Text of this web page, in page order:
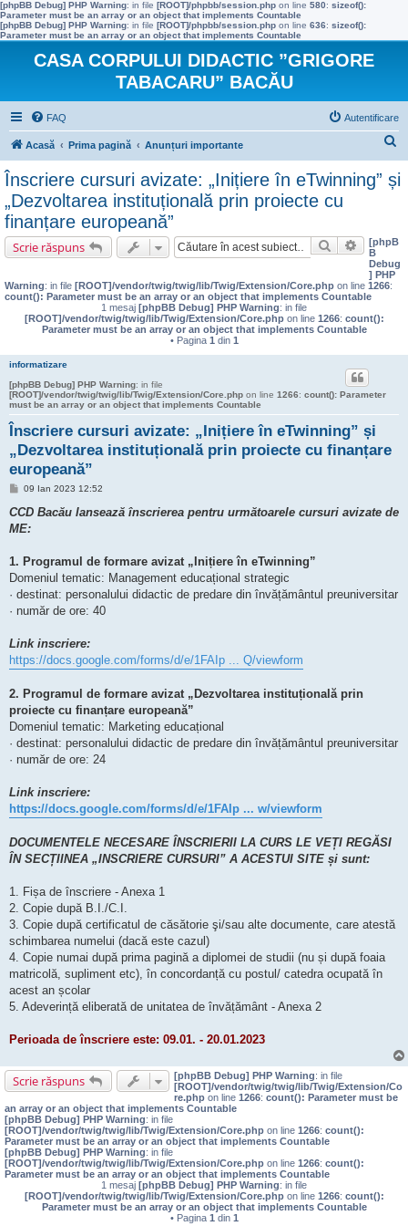
[phpBB Debug] PHP Warning: in file [ROOT]/phpbb/session.php on line 580: sizeof():
Parameter must be an array or an object that implements Countable
[phpBB Debug] PHP Warning: in file [ROOT]/phpbb/session.php on line 636: sizeof():
Parameter must be an array or an object that implements Countable
CASA CORPULUI DIDACTIC ”GRIGORE
TABACARU” BACĂU
FAQ Autentificare
Acasă Prima pagină Anunțuri importante
u
Înscriere cursuri avizate: „Inițiere în eTwinning” și
„Dezvoltarea instituțională prin proiecte cu
finanțare europeană”
Scrie răspuns Căutare[phpB
B
Debug
] PHP
Warning: in file [ROOT]/vendor/twig/twig/lib/Twig/Extension/Core.php on line 1266:
count(): Parameter must be an array or an object that implements Countable
1 mesaj [phpBB Debug] PHP Warning: in file
[ROOT]/vendor/twig/twig/lib/Twig/Extension/Core.phpon line 1266: count():
Parameter must be an array or an object that implements Countable
• Pagina 1 din 1
informatizare
[phpBB Debug] PHP Warning: in file
[ROOT]/vendor/twig/twig/lib/Twig/Extension/Core.php on line 1266: count(): Parameter
must be an array or an object that implements Countable
Înscriere cursuri avizate: „Inițiere în eTwinning” și
„Dezvoltarea instituțională prin proiecte cu finanțare
europeană”
M
s
j
09 Ian 2023 12:52
CCD Bacău lansează înscrierea pentru următoarele cursuri avizate de
ME:
1. Programul de formare avizat „Inițiere în eTwinning”
Domeniul tematic: Management educațional strategic
· destinat: personalului didactic de predare din învățământul preuniversitar
· număr de ore: 40
Link inscriere:
https://docs.google.com/forms/d/e/1FAIp ... Q/viewform
2. Programul de formare avizat „Dezvoltarea instituțională prin
proiecte cu finanțare europeană”
Domeniul tematic: Marketing educațional
· destinat: personalului didactic de predare din învățământul preuniversitar
· număr de ore: 24
Link inscriere:
https://docs.google.com/forms/d/e/1FAIp ... w/viewform
DOCUMENTELE NECESARE ÎNSCRIERII LA CURS LE VEȚI REGĂSI
ÎN SECȚIINEA „INSCRIERE CURSURI” A ACESTUI SITE și sunt:
1. Fișa de înscriere - Anexa 1
2. Copie după B.I./C.I.
3. Copie după certificatul de căsătorie şi/sau alte documente, care atestă
schimbarea numelui (dacă este cazul)
4. Copie numai după prima pagină a diplomei de studii (nu și după foaia
matricolă, supliment etc), în concordanță cu postul/ catedra ocupată în
acest an școlar
5. Adeverință eliberată de unitatea de învățământ - Anexa 2
Perioada de înscriere este: 09.01. - 20.01.2023
Scrie răspuns [phpBB Debug] PHP Warning: in file
[ROOT]/vendor/twig/twig/lib/Twig/Extension/Co
re.php on line 1266: count(): Parameter must be
an array or an object that implements Countable
[phpBB Debug] PHP Warning: in file
[ROOT]/vendor/twig/twig/lib/Twig/Extension/Core.php on line 1266: count():
Parameter must be an array or an object that implements Countable
[phpBB Debug] PHP Warning: in file
[ROOT]/vendor/twig/twig/lib/Twig/Extension/Core.php on line 1266: count():
Parameter must be an array or an object that implements Countable
1 mesaj [phpBB Debug] PHP Warning: in file
[ROOT]/vendor/twig/twig/lib/Twig/Extension/Core.phpon line 1266: count():
Parameter must be an array or an object that implements Countable
• Pagina 1 din 1